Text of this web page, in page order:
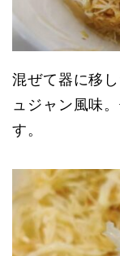
混ぜて器に移
ュジャン風味
す。